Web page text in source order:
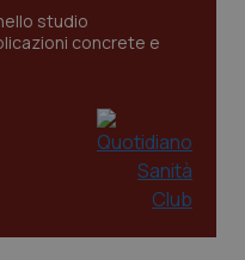
studio
concrete e
www.quotidianosanita.it